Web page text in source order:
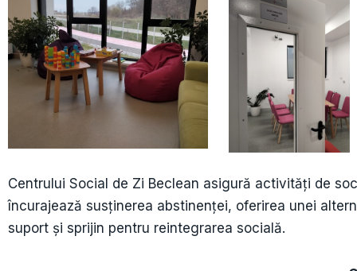
Centrului Social de Zi Beclean asigură activități de
încurajează susținerea abstinenței, oferirea unei
suport și sprijin pentru reintegrarea socială.